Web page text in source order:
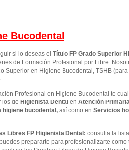
Bucodental
si lo deseas el Título FP Grado Superior
de Formación Profesional por Libre.
Superior en Higiene Bucodental, TSHB
Profesional en Higiene Bucodental te
los de Higienista Dental en Atención Primaria
higiene bucodental, así como en Servicios
Libres FP Higienista Dental: consulta la
prepararte para profesionalizarte